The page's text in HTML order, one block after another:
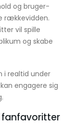
og bruger-
rækkevidden.
vil spille
og skabe
i realtid under
engagere sig
fanfavoritter